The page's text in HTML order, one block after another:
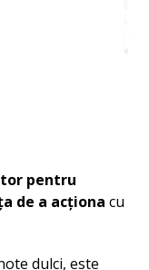
pentru
de a acționa cu
dulci, este